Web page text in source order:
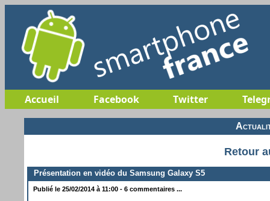
Accueil Facebook Twitter
Retour
Présentation en vidéo du Samsung Galaxy S5
Publié le 25/02/2014 à 11:00 - 6 commentaires ...